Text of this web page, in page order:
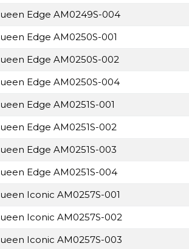
Edge AM0249S-004
Edge AM0250S-001
Edge AM0250S-002
Edge AM0250S-004
Edge AM0251S-001
Edge AM0251S-002
Edge AM0251S-003
Edge AM0251S-004
Iconic AM0257S-001
Iconic AM0257S-002
Iconic AM0257S-003